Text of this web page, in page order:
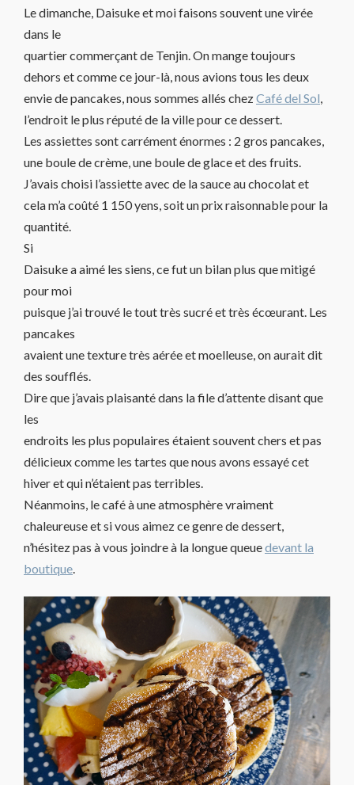
Le dimanche, Daisuke et moi faisons souvent une virée
dans le
quartier commerçant de Tenjin. On mange toujours
dehors et comme ce jour-là, nous avions tous les deux
envie de pancakes, nous sommes allés chezCafé del Sol,
l’endroit le plus réputé de la ville pour ce dessert.
Les assiettes sont carrément énormes : 2 gros pancakes,
une boule de crème, une boule de glace et des fruits.
J’avais choisi l’assiette avec de la sauce au chocolat et
cela m’a coûté 1 150 yens, soit un prix raisonnable pour la
quantité.
Si
Daisuke a aimé les siens, ce fut un bilan plus que mitigé
pour moi
puisque j’ai trouvé le tout très sucré et très écœurant. Les
pancakes
avaient une texture très aérée et moelleuse, on aurait dit
des soufflés.
Dire que j’avais plaisanté dans la file d’attente disant que
les
endroits les plus populaires étaient souvent chers et pas
délicieux comme les tartes que nous avons essayé cet
hiver et qui n’étaient pas terribles.
Néanmoins, le café à une atmosphère vraiment
chaleureuse et si vous aimez ce genre de dessert,
n’hésitez pas à vous joindre à la longue queuedevant la
boutique.